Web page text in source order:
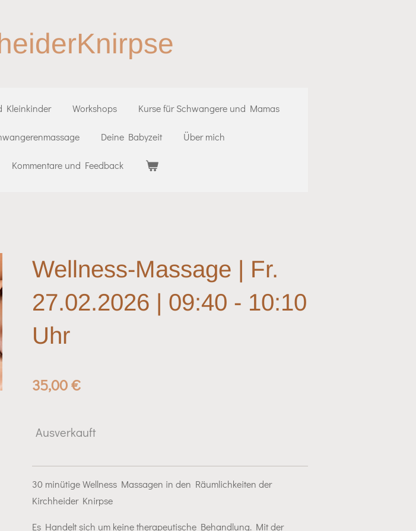
Kleinkinder Workshops Kurse für Schwangere und Mamas
Deine Babyzeit Über mich
Kommentare und Feedback
Wellness-Massage | Fr.
27.02.2026 | 09:40 - 10:10
Uhr
35,00 €
Ausverkauft
30 minütige Wellness Massagen in den Räumlichkeiten der
Kirchheider Knirpse
Es Handelt sich um keine therapeutische Behandlung. Mit der